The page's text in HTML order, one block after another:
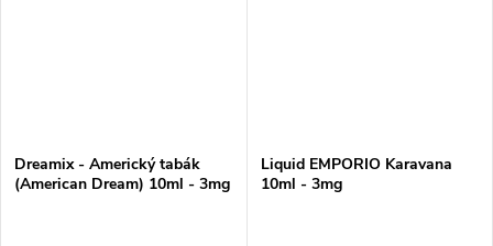
Dreamix - Americký tabák
(American Dream) 10ml - 3mg
Liquid EMPORIO Karavana
10ml - 3mg